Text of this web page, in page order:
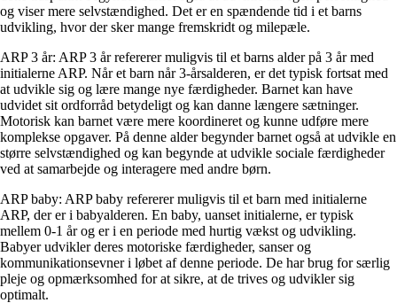
og viser mere selvstændighed. Det er en spændende tid i et barns
udvikling, hvor der sker mange fremskridt og milepæle.
ARP 3 år: ARP 3 år refererer muligvis til et barns alder på 3 år med
initialerne ARP. Når et barn når 3-årsalderen, er det typisk fortsat med
at udvikle sig og lære mange nye færdigheder. Barnet kan have
udvidet sit ordforråd betydeligt og kan danne længere sætninger.
Motorisk kan barnet være mere koordineret og kunne udføre mere
komplekse opgaver. På denne alder begynder barnet også at udvikle en
større selvstændighed og kan begynde at udvikle sociale færdigheder
ved at samarbejde og interagere med andre børn.
ARP baby: ARP baby refererer muligvis til et barn med initialerne
ARP, der er i babyalderen. En baby, uanset initialerne, er typisk
mellem 0-1 år og er i en periode med hurtig vækst og udvikling.
Babyer udvikler deres motoriske færdigheder, sanser og
kommunikationsevner i løbet af denne periode. De har brug for særlig
pleje og opmærksomhed for at sikre, at de trives og udvikler sig
optimalt.